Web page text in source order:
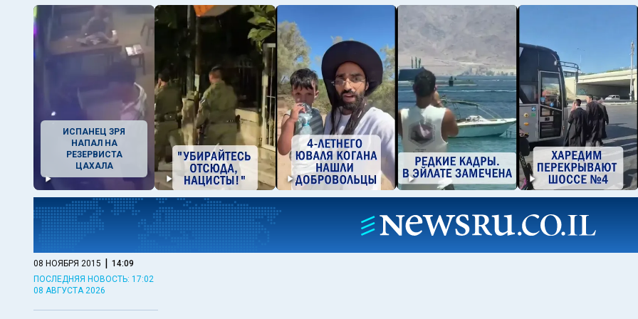
ИСПАНЕЦ ЗРЯ
НАПАЛ НА
РЕЗЕРВИСТА
ЦАХАЛА
08 НОЯБРЯ 2015 | 14:09
ПОСЛЕДНЯЯ НОВОСТЬ: 17:02
08 АВГУСТА 2026